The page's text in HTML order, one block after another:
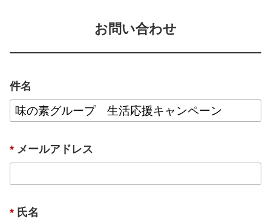
お問い合わせ
件名
* メールアドレス
* 氏名